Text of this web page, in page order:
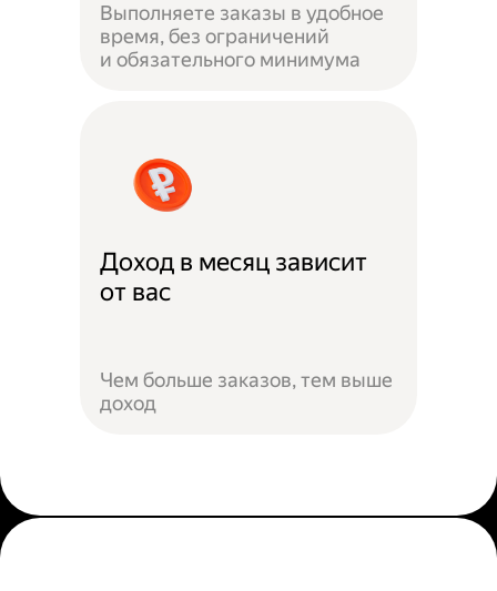
Выполняете заказы в удобное
время, без ограничений
и обязательного минимума
Доход в месяц зависит
от вас
Чем больше заказов, тем выше
доход